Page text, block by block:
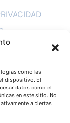
como las
dispositivo. El
datos como el
en este sitio. No
a ciertas